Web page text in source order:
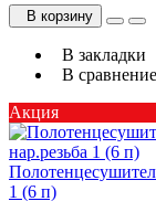
В корзину
В закладки
В сравнение
Акция
1 (6 п)